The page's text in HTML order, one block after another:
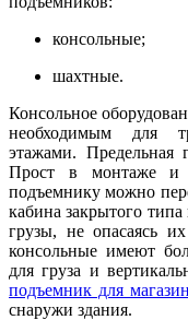
консольные;
шахтные.
Консольное
необходимым для
этажами. Предельная
Прост в монтаже и
подъемнику можно
кабина закрытого
грузы, не опасаясь
консольные имеют
для груза и
подъемник для
снаружи здания.